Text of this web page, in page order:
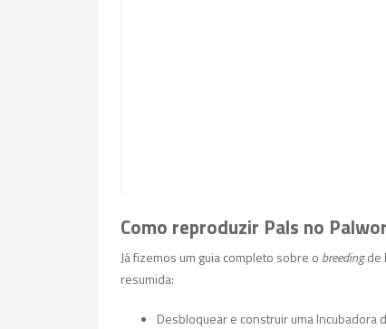
Como reproduzir Pals no
Já fizemos um guia completo sobre o breedingde
resumida:
Desbloquear e construir uma Incubadora